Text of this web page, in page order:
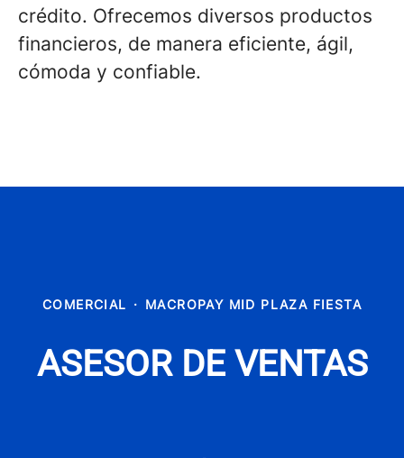
crédito. Ofrecemos diversos productos
financieros, de manera eficiente, ágil,
cómoda y confiable.
COMERCIAL · MACROPAY MID PLAZA FIESTA
ASESOR DE VENTAS